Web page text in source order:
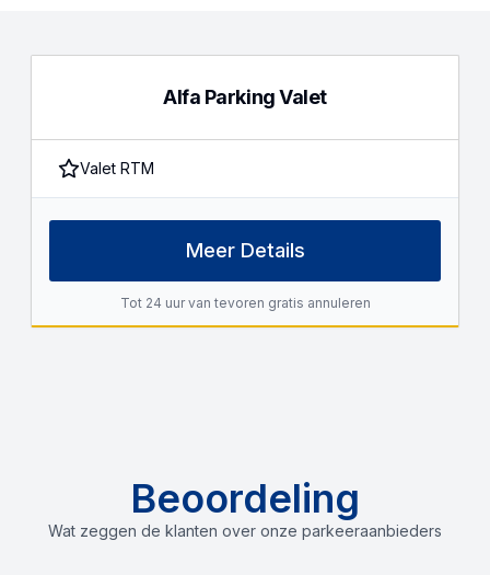
Alfa Parking Valet
Valet RTM
Meer Details
Tot 24 uur van tevoren gratis annuleren
Beoordeling
Wat zeggen de klanten over onze parkeeraanbieders